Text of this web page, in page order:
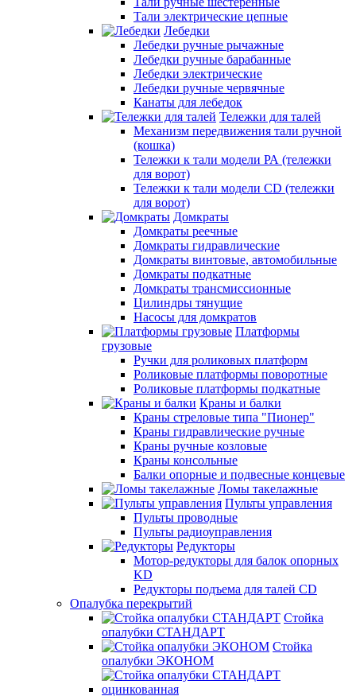
Тали электрические цепные
Лебедки
Лебедки ручные рычажные
Лебедки ручные барабанные
Лебедки электрические
Лебедки ручные червячные
Канаты для лебедок
Тележки для талей
Механизм передвижения тали ручной
(кошка)
Тележки к тали модели РА (тележки
для ворот)
Тележки к тали модели CD (тележки
для ворот)
Домкраты
Домкраты реечные
Домкраты гидравлические
Домкраты винтовые, автомобильные
Домкраты подкатные
Домкраты трансмиссионные
Цилиндры тянущие
Насосы для домкратов
Платформы
грузовые
Ручки для роликовых платформ
Роликовые платформы поворотные
Роликовые платформы подкатные
Краны и балки
Краны стреловые типа "Пионер"
Краны гидравлические ручные
Краны ручные козловые
Краны консольные
Балки опорные и подвесные концевые
Ломы такелажные
Пульты управления
Пульты проводные
Пульты радиоуправления
Редукторы
Мотор-редукторы для балок опорных
KD
Редукторы подъема для талей CD
Опалубка перекрытий
Стойка
опалубки СТАНДАРТ
Стойка
опалубки ЭКОНОМ